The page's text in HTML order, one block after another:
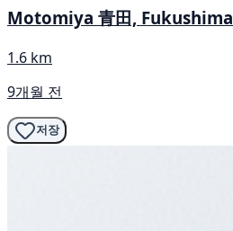
Motomiya 青田, Fukushima
1.6 km
9개월 전
저장